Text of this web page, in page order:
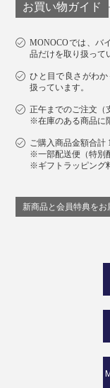
お買い物ガイド
MONOCOでは、バ
品だけを取り扱って
ひと目で良さがわ
扱っています。
正午までのご注文（
※在庫のある商品に
ご購入商品金額合計
※一部配送便（特別
※ギフトラッピング
新商品と会員特典をお